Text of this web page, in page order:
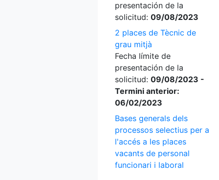
presentación de la
solicitud: 09/08/2023
2 places de Tècnic de
grau mitjà
Fecha límite de
presentación de la
solicitud: 09/08/2023 -
Termini anterior:
06/02/2023
Bases generals dels
processos selectius per a
l'accés a les places
vacants de personal
funcionari i laboral